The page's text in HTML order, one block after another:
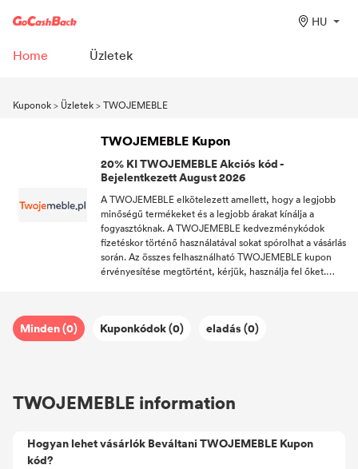
HU
Home Üzletek
Kuponok> Üzletek>TWOJEMEBLE
TWOJEMEBLE Kupon
20% KI TWOJEMEBLE Akciós kód -
Bejelentkezett August 2026
A TWOJEMEBLE elkötelezett amellett, hogy a legjobb
minőségű termékeket és a legjobb árakat kínálja a
fogyasztóknak. A TWOJEMEBLE kedvezménykódok
fizetéskor történő használatával sokat spórolhat a vásárlás
során. Az összes felhasználható TWOJEMEBLE kupon
érvényesítése megtörtént, kérjük, használja fel őket.
hanem ingyenes szállítást is kínál. Élvezd az otthoni
Minden (0) Kuponkódok (0) eladás (0)
TWOJEMEBLE information
Hogyan lehet vásárlók Beváltani TWOJEMEBLE Kupon
kód?